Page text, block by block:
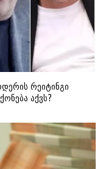
რეიტინგი
აქვს?